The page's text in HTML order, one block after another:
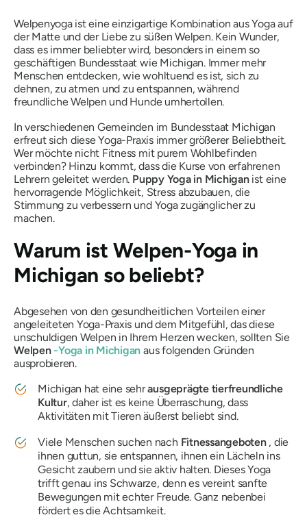
Welpenyoga ist eine einzigartige Kombination aus Yoga auf
der Matte und der Liebe zu süßen Welpen. Kein Wunder,
dass es immer beliebter wird, besonders in einem so
geschäftigen Bundesstaat wie Michigan. Immer mehr
Menschen entdecken, wie wohltuend es ist, sich zu
dehnen, zu atmen und zu entspannen, während
freundliche Welpen und Hunde umhertollen.
In verschiedenen Gemeinden im Bundesstaat Michigan
erfreut sich diese Yoga-Praxis immer größerer Beliebtheit.
Wer möchte nicht Fitness mit purem Wohlbefinden
verbinden? Hinzu kommt, dass die Kurse von erfahrenen
Lehrern geleitet werden. Puppy Yoga in Michiganist eine
hervorragende Möglichkeit, Stress abzubauen, die
Stimmung zu verbessern und Yoga zugänglicher zu
machen.
Warum ist Welpen-Yoga in
Michigan so beliebt?
Abgesehen von den gesundheitlichen Vorteilen einer
angeleiteten Yoga-Praxis und dem Mitgefühl, das diese
unschuldigen Welpen in Ihrem Herzen wecken, sollten Sie
Welpen -Yoga in Michiganaus folgenden Gründen
ausprobieren.
Michigan hat eine sehrausgeprägte tierfreundliche
Kultur, daher ist es keine Überraschung, dass
Aktivitäten mit Tieren äußerst beliebt sind.
Viele Menschen suchen nach Fitnessangeboten, die
ihnen guttun, sie entspannen, ihnen ein Lächeln ins
Gesicht zaubern und sie aktiv halten. Dieses Yoga
trifft genau ins Schwarze, denn es vereint sanfte
Bewegungen mit echter Freude. Ganz nebenbei
fördert es die Achtsamkeit.